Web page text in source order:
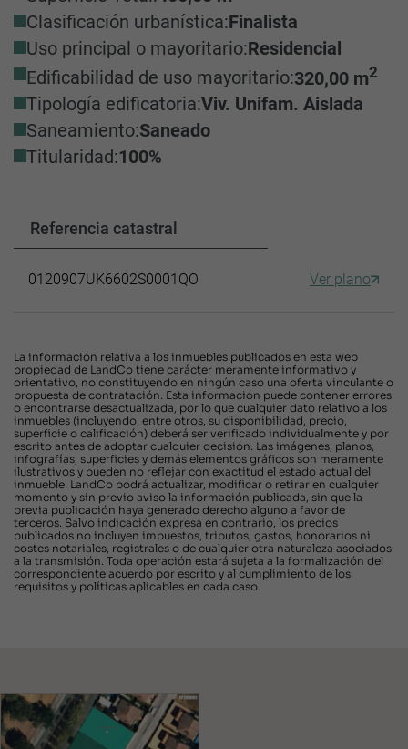
Clasificación urbanística:Finalista
Uso principal o mayoritario:Residencial
Edificabilidad de uso mayoritario:320,00 m2
Tipología edificatoria:Viv. Unifam. Aislada
Saneamiento:Saneado
Titularidad:100%
Referencia catastral
0120907UK6602S0001QO Ver plano
La información relativa a los inmuebles publicados en esta web
propiedad de LandCo tiene carácter meramente informativo y
orientativo, no constituyendo en ningún caso una oferta vinculante o
propuesta de contratación. Esta información puede contener errores
o encontrarse desactualizada, por lo que cualquier dato relativo a los
inmuebles (incluyendo, entre otros, su disponibilidad, precio,
superficie o calificación) deberá ser verificado individualmente y por
escrito antes de adoptar cualquier decisión. Las imágenes, planos,
infografías, superficies y demás elementos gráficos son meramente
ilustrativos y pueden no reflejar con exactitud el estado actual del
inmueble. LandCo podrá actualizar, modificar o retirar en cualquier
momento y sin previo aviso la información publicada, sin que la
previa publicación haya generado derecho alguno a favor de
terceros. Salvo indicación expresa en contrario, los precios
publicados no incluyen impuestos, tributos, gastos, honorarios ni
costes notariales, registrales o de cualquier otra naturaleza asociados
a la transmisión. Toda operación estará sujeta a la formalización del
correspondiente acuerdo por escrito y al cumplimiento de los
requisitos y políticas aplicables en cada caso.